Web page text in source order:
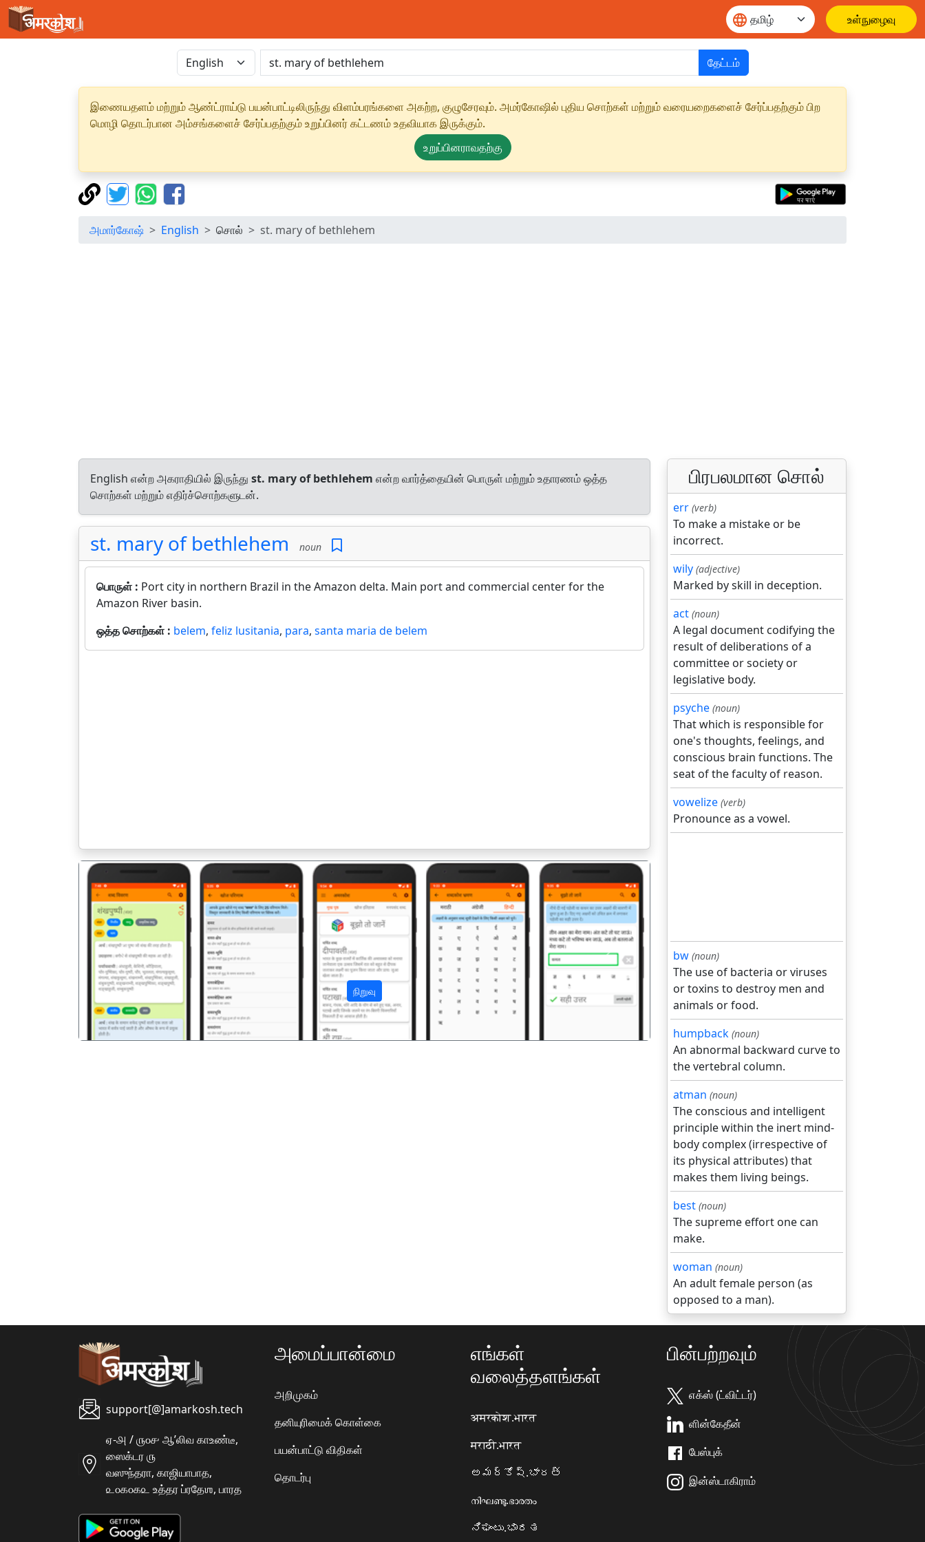
உள்நுழைவு
தேட்டம்
இணையதளம் மற்றும் ஆண்ட்ராய்டு பயன்பாட்டிலிருந்து விளம்பரங்களை அகற்ற, குழுசேரவும். அமர்கோஷில் புதிய சொற்கள் மற்றும் வரையறைகளைச் சேர்ப்பதற்கும் பிற
மொழி தொடர்பான அம்சங்களைச் சேர்ப்பதற்கும் உறுப்பினர் கட்டணம் உதவியாக இருக்கும்.
உறுப்பினராவதற்கு
அமார்கோஷ் English சொல் st. mary of bethlehem
English என்ற அகராதியில் இருந்து st. mary of bethlehem என்ற வார்த்தையின் பொருள் மற்றும் உதாரணம் ஒத்த
சொற்கள் மற்றும் எதிர்ச்சொற்களுடன்.
st. mary of bethlehem noun
பொருள் : Port city in northern Brazil in the Amazon delta. Main port and commercial center for the
Amazon River basin.
ஒத்த சொற்கள் : belem, feliz lusitania, para, santa maria de belem
நிறுவு
पिछला अगला
பிரபலமான சொல்
err (verb)
To make a mistake or be
incorrect.
wily (adjective)
Marked by skill in deception.
act (noun)
A legal document codifying the
result of deliberations of a
committee or society or
legislative body.
psyche (noun)
That which is responsible for
one's thoughts, feelings, and
conscious brain functions. The
seat of the faculty of reason.
vowelize (verb)
Pronounce as a vowel.
bw (noun)
The use of bacteria or viruses
or toxins to destroy men and
animals or food.
humpback (noun)
An abnormal backward curve to
the vertebral column.
atman (noun)
The conscious and intelligent
principle within the inert mind-
body complex (irrespective of
its physical attributes) that
makes them living beings.
best (noun)
The supreme effort one can
make.
woman (noun)
An adult female person (as
opposed to a man).
support[@]amarkosh.tech
ஏ-௮ / ௫௦௪ ஆʼலிவ காஉண்டீ,
ஸைக்டர ௫
வஸுந்தரா, காஜியாபாத,
௨௦௧௦௧௨ உத்தர ப்ரதேஶ, பாரத
அமைப்பான்மை
அறிமுகம்
தனியுரிமைக் கொள்கை
பயன்பாட்டு விதிகள்
தொடர்பு
எங்கள்
வலைத்தளங்கள்
अमरकोश.भारत
मराठी.भारत
అమర్కోష్.భారత్
നിഘണ്ടു.ഭാരതം
ನಿಘಂಟು.ಭಾರತ
பின்பற்றவும்
எக்ஸ் (ட்விட்டர்)
ளின்கேதீன்
பேஸ்புக்
இன்ஸ்டாகிராம்